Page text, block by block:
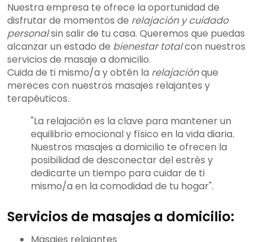
Nuestra empresa te ofrece la oportunidad de
disfrutar de momentos de relajación y cuidado
personalsin salir de tu casa. Queremos que puedas
alcanzar un estado de bienestar totalcon nuestros
servicios de masaje a domicilio.
Cuida de ti mismo/a y obtén la relajaciónque
mereces con nuestros masajes relajantes y
terapéuticos.
"La relajación es la clave para mantener un
equilibrio emocional y físico en la vida diaria.
Nuestros masajes a domicilio te ofrecen la
posibilidad de desconectar del estrés y
dedicarte un tiempo para cuidar de ti
mismo/a en la comodidad de tu hogar".
Servicios de masajes a domicilio: